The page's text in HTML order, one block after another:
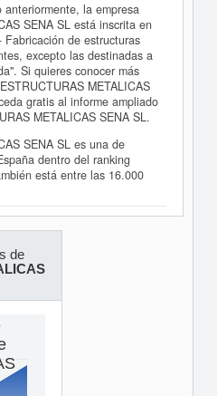
anteriormente, la empresa
SENA SL está inscrita en
de estructuras
excepto las destinadas a
Si quieres conocer más
METALICAS
gratis al informe ampliado
METALICAS SENA SL.
SENA SL es una de
dentro del ranking
está entre las 16.000
de